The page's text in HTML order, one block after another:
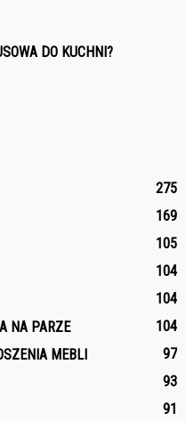
DO KUCHNI?
275
169
105
104
104
NA PARZE
104
MEBLI
97
93
91